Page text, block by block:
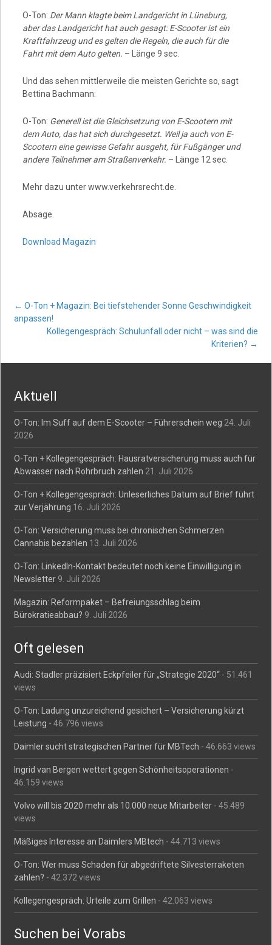
O-Ton: Der Mann klagte beim Landgericht in Lüneburg,
aber das Landgericht hat auch gesagt: E-Scooter ist ein
Kraftfahrzeug und es gelten die Regeln, die auch für die
Fahrt mit dem Auto gelten. – Länge 9 sec.
Und das sehen mittlerweile die meisten Gerichte so, sagt
Bettina Bachmann:
O-Ton: Generell ist die Gleichsetzung von E-Scootern mit
dem Auto, das hat sich durchgesetzt. Weil ja auch von E-
Scootern eine gewisse Gefahr ausgeht, für Fußgänger und
andere Teilnehmer am Straßenverkehr. – Länge 12 sec.
Mehr dazu unter www.verkehrsrecht.de.
Absage.
Download Magazin
Post
navigation
← O-Ton + Magazin: Bei tiefstehender Sonne Geschwindigkeit
anpassen!
Kollegengespräch: Schulunfall oder nicht – was sind die
Kriterien? →
Aktuell
O-Ton: Im Suff auf dem E-Scooter – Führerschein weg 24. Juli
2026
O-Ton + Kollegengespräch: Hausratversicherung muss auch für
Abwasser nach Rohrbruch zahlen 21. Juli 2026
O-Ton + Kollegengespräch: Unleserliches Datum auf Brief führt
zur Verjährung 16. Juli 2026
O-Ton: Versicherung muss bei chronischen Schmerzen
Cannabis bezahlen 13. Juli 2026
O-Ton: LinkedIn-Kontakt bedeutet noch keine Einwilligung in
Newsletter 9. Juli 2026
Magazin: Reformpaket – Befreiungsschlag beim
Bürokratieabbau? 9. Juli 2026
Oft gelesen
Audi: Stadler präzisiert Eckpfeiler für „Strategie 2020“ - 51.461
views
O-Ton: Ladung unzureichend gesichert – Versicherung kürzt
Leistung - 46.796 views
Daimler sucht strategischen Partner für MBTech - 46.663 views
Ingrid van Bergen wettert gegen Schönheitsoperationen -
46.159 views
Volvo will bis 2020 mehr als 10.000 neue Mitarbeiter - 45.489
views
Mäßiges Interesse an Daimlers MBtech - 44.713 views
O-Ton: Wer muss Schaden für abgedriftete Silvesterraketen
zahlen? - 42.372 views
Kollegengespräch: Urteile zum Grillen - 42.063 views
Suchen bei Vorabs